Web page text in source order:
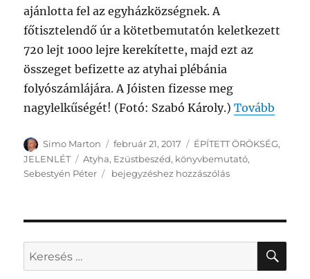
ajánlotta fel az egyházközségnek. A
főtisztelendő úr a kötetbemutatón keletkezett
720 lejt 1000 lejre kerekítette, majd ezt az
összeget befizette az atyhai plébánia
folyószámlájára. A Jóisten fizesse meg
nagylelkűségét! (Fotó: Szabó Károly.)Tovább
Szerző
Simo Marton Közzétéve
február 21, 2017 Kategória
ÉPÍTETT ÖRÖKSÉG,
JELENLÉT
Címke
Atyha, Ezüstbeszéd, könyvbemutató,
Sebestyén Péter
Jótékonysági
bejegyzéshez hozzászólás
Keresés
a